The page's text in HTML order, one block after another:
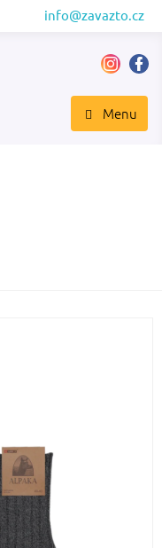
info@zavazto.cz